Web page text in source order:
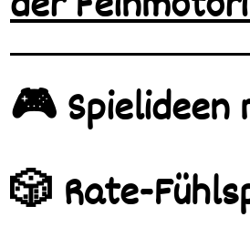
🎮 Spielideen
🎲 Rate-